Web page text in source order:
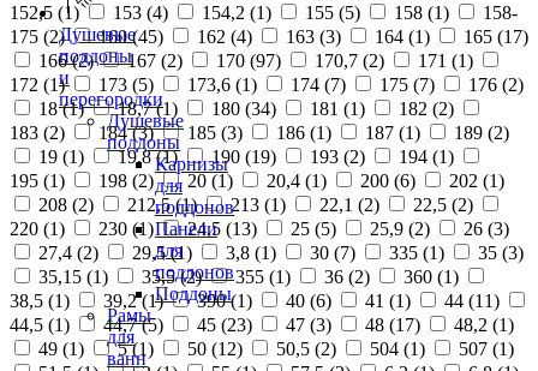
Душевые
поддоны
и
перегородки
Душевые
поддоны
Карнизы
для
поддонов
Панели
для
поддонов
Поддоны
Рамы
для
ванн
152,5 (1) 153 (4) 154,2 (1) 155 (5) 158 (1)
158-
175 (2) 160 (45) 162 (4) 163 (3) 164 (1) 165 (17)
166 (2) 167 (2) 170 (97) 170,7 (2) 171 (1)
172 (1) 173 (5) 173,6 (1) 174 (7) 175 (7) 176 (2)
18 (1) 18,7 (1) 180 (34) 181 (1) 182 (2)
183 (2) 184 (3) 185 (3) 186 (1) 187 (1) 189 (2)
19 (1) 19,8 (1) 190 (19) 193 (2) 194 (1)
195 (1) 198 (2) 20 (1) 20,4 (1) 200 (6) 202 (1)
208 (2) 212,5 (1) 213 (1) 22,1 (2) 22,5 (2)
220 (1) 230 (1) 24,5 (13) 25 (5) 25,9 (2) 26 (3)
27,4 (2) 29,5 (1) 3,8 (1) 30 (7) 335 (1) 35 (3)
35,15 (1) 35,5 (2) 355 (1) 36 (2) 360 (1)
38,5 (1) 39,2 (1) 390 (1) 40 (6) 41 (1) 44 (11)
44,5 (1) 44,7 (5) 45 (23) 47 (3) 48 (17) 48,2 (1)
49 (1) 5 (1) 50 (12) 50,5 (2) 504 (1) 507 (1)